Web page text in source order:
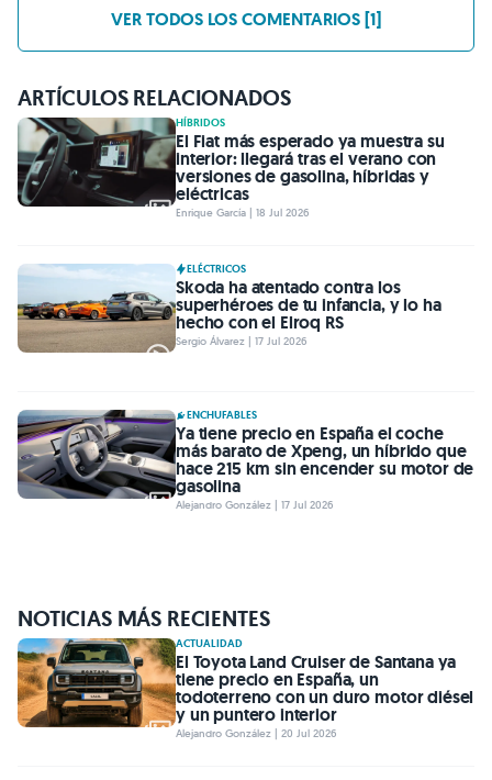
VER TODOS LOS COMENTARIOS [1]
ARTÍCULOS RELACIONADOS
HÍBRIDOS
El Fiat más esperado ya muestra su
interior: llegará tras el verano con
versiones de gasolina, híbridas y
eléctricas
Enrique García | 18 Jul 2026
ELÉCTRICOS
Skoda ha atentado contra los
superhéroes de tu infancia, y lo ha
hecho con el Elroq RS
Sergio Álvarez | 17 Jul 2026
ENCHUFABLES
Ya tiene precio en España el coche
más barato de Xpeng, un híbrido que
hace 215 km sin encender su motor de
gasolina
Alejandro González | 17 Jul 2026
NOTICIAS MÁS RECIENTES
ACTUALIDAD
El Toyota Land Cruiser de Santana ya
tiene precio en España, un
todoterreno con un duro motor diésel
y un puntero interior
Alejandro González | 20 Jul 2026